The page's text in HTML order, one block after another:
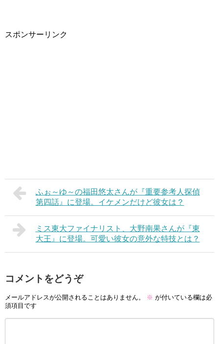
スポンサーリンク
ふぉ～ゆ～の福田悠太さんが『重要参考人探偵
第四話』に登場。イケメンだけど彼女は？
ミス東大ファイナリスト、大野南果さんが『東
大王』に登場。可愛い彼女の意外な特技とは？
コメントをどうぞ
メールアドレスが公開されることはありません。 ※ が付いている欄は必
須項目です